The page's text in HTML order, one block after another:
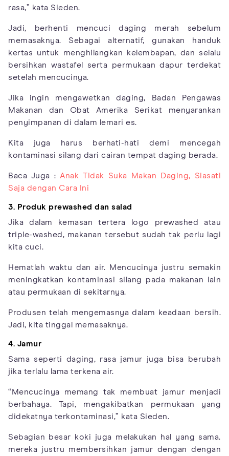
rasa,” kata Sieden.
Jadi, berhenti mencuci daging merah sebelum
memasaknya. Sebagai alternatif, gunakan handuk
kertas untuk menghilangkan kelembapan, dan selalu
bersihkan wastafel serta permukaan dapur terdekat
setelah mencucinya.
Jika ingin mengawetkan daging, Badan Pengawas
Makanan dan Obat Amerika Serikat menyarankan
penyimpanan di dalam lemari es.
Kita juga harus berhati-hati demi mencegah
kontaminasi silang dari cairan tempat daging berada.
Baca Juga : Anak Tidak Suka Makan Daging, Siasati
Saja dengan Cara Ini
3. Produk prewashed dan salad
Jika dalam kemasan tertera logo prewashed atau
triple-washed, makanan tersebut sudah tak perlu lagi
kita cuci.
Hematlah waktu dan air. Mencucinya justru semakin
meningkatkan kontaminasi silang pada makanan lain
atau permukaan di sekitarnya.
Produsen telah mengemasnya dalam keadaan bersih.
Jadi, kita tinggal memasaknya.
4. Jamur
Sama seperti daging, rasa jamur juga bisa berubah
jika terlalu lama terkena air.
“Mencucinya memang tak membuat jamur menjadi
berbahaya. Tapi, mengakibatkan permukaan yang
didekatnya terkontaminasi,” kata Sieden.
Sebagian besar koki juga melakukan hal yang sama.
mereka justru membersihkan jamur dengan dengan